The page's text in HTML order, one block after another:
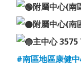
附屬中心(南
附屬中心(南
主中心 3575
#南區地區康健